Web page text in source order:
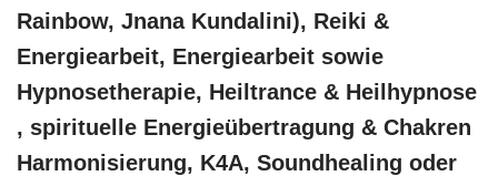
Rainbow, Jnana Kundalini), Reiki &
Energiearbeit, Energiearbeit sowie
Hypnosetherapie, Heiltrance & Heilhypnose
, spirituelle Energieübertragung & Chakren
Harmonisierung, K4A, Soundhealing oder